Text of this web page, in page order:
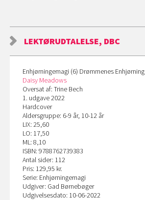
LEKTØRUDTALELSE, DBC
Enhjørningemagi (6) Drømmenes Enhjørning
Daisy Meadows
Oversat af: Trine Bech
1. udgave 2022
Hardcover
Aldersgruppe: 6-9 år, 10-12 år
LIX: 25,60
LO: 17,50
ML: 8,10
ISBN: 9788762739383
Antal sider: 112
Pris: 129,95 kr.
Serie: Enhjørningemagi
Udgiver: Gad Børnebøger
Udgivelsesdato: 10-06-2022